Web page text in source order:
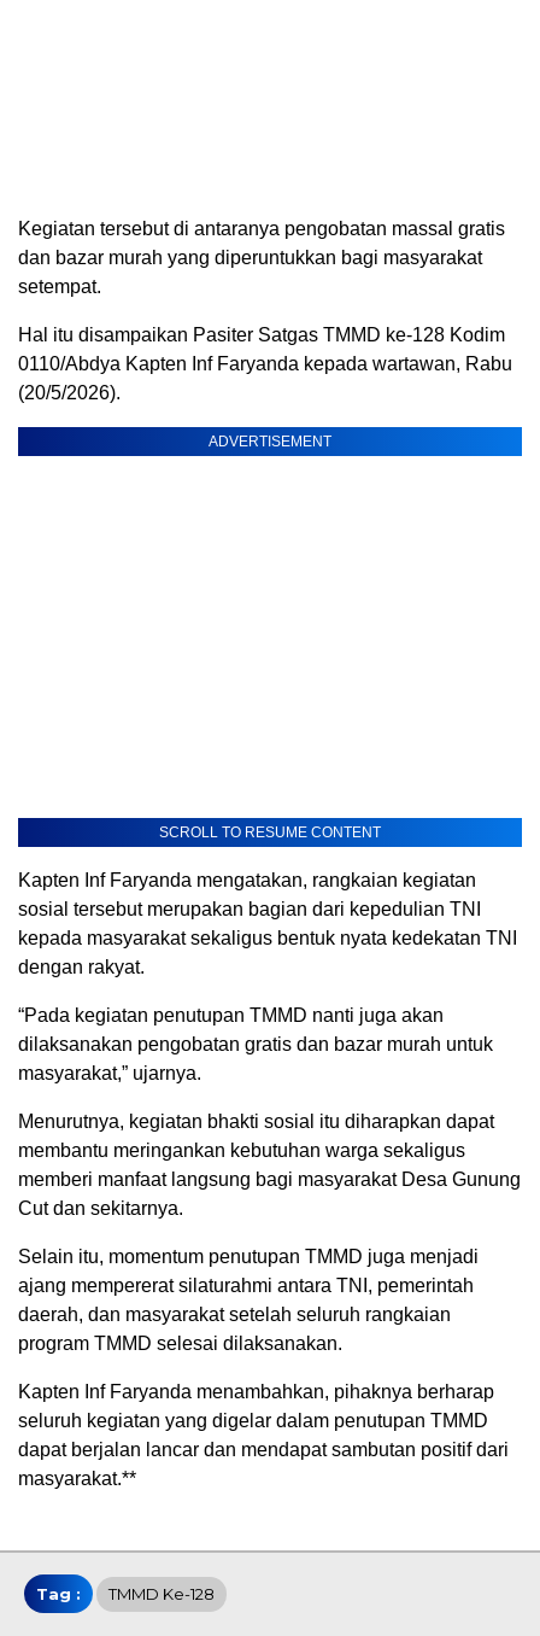
Kegiatan tersebut di antaranya pengobatan massal gratis
dan bazar murah yang diperuntukkan bagi masyarakat
setempat.
Hal itu disampaikan Pasiter Satgas TMMD ke-128 Kodim
0110/Abdya Kapten Inf Faryanda kepada wartawan, Rabu
(20/5/2026).
ADVERTISEMENT
SCROLL TO RESUME CONTENT
Kapten Inf Faryanda mengatakan, rangkaian kegiatan
sosial tersebut merupakan bagian dari kepedulian TNI
kepada masyarakat sekaligus bentuk nyata kedekatan TNI
dengan rakyat.
“Pada kegiatan penutupan TMMD nanti juga akan
dilaksanakan pengobatan gratis dan bazar murah untuk
masyarakat,” ujarnya.
Menurutnya, kegiatan bhakti sosial itu diharapkan dapat
membantu meringankan kebutuhan warga sekaligus
memberi manfaat langsung bagi masyarakat Desa Gunung
Cut dan sekitarnya.
Selain itu, momentum penutupan TMMD juga menjadi
ajang mempererat silaturahmi antara TNI, pemerintah
daerah, dan masyarakat setelah seluruh rangkaian
program TMMD selesai dilaksanakan.
Kapten Inf Faryanda menambahkan, pihaknya berharap
seluruh kegiatan yang digelar dalam penutupan TMMD
dapat berjalan lancar dan mendapat sambutan positif dari
masyarakat.**
Tag : TMMD Ke-128